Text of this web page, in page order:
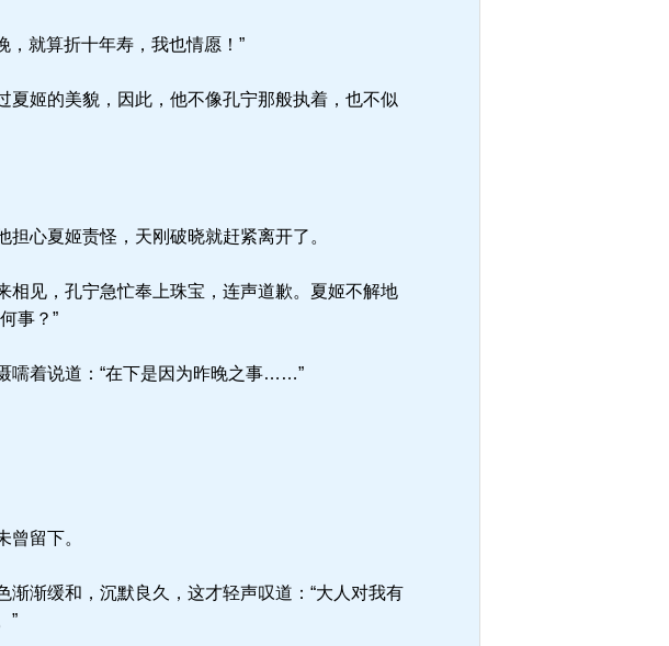
，就算折十年寿，我也情愿！”
姬的美貌，因此，他不像孔宁那般执着，也不似
心夏姬责怪，天刚破晓就赶紧离开了。
见，孔宁急忙奉上珠宝，连声道歉。夏姬不解地
事？”
嚅着说道：“在下是因为昨晚之事……”
留下。
渐缓和，沉默良久，这才轻声叹道：“大人对我有
”